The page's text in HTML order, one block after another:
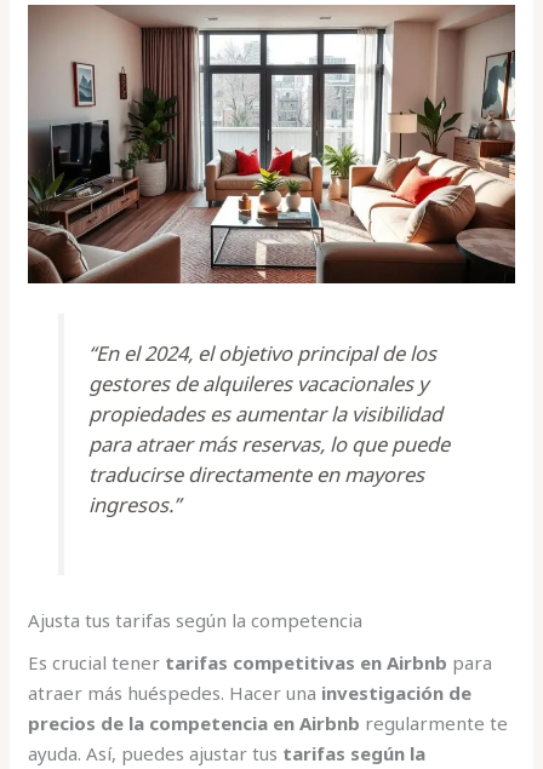
“En el 2024, el objetivo principal de los
gestores de alquileres vacacionales y
propiedades es aumentar la visibilidad
para atraer más reservas, lo que puede
traducirse directamente en mayores
ingresos.”
Ajusta tus tarifas según la competencia
Es crucial tener tarifas competitivas en Airbnb para
atraer más huéspedes. Hacer una investigación de
precios de la competencia en Airbnb regularmente te
ayuda. Así, puedes ajustar tus tarifas según la